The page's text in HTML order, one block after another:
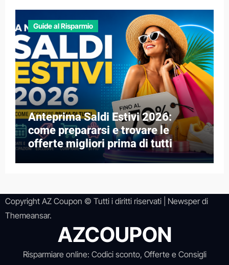
Guide al Risparmio
Anteprima Saldi Estivi 2026:
come prepararsi e trovare le
offerte migliori prima di tutti
Copyright AZ Coupon © Tutti i diritti riservati Newsperdi
Themeansar.
AZCOUPON
Risparmiare online: Codici sconto, Offerte e Consigli